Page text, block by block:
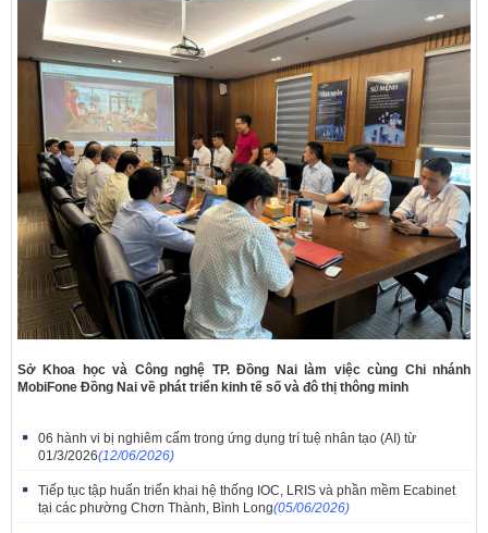
Sở Khoa học và Công nghệ TP. Đồng Nai làm việc cùng Chi nhánh
MobiFone Đồng Nai về phát triển kinh tế số và đô thị thông minh
06 hành vi bị nghiêm cấm trong ứng dụng trí tuệ nhân tạo (AI) từ
01/3/2026(12/06/2026)
Tiếp tục tập huấn triển khai hệ thống IOC, LRIS và phần mềm Ecabinet
tại các phường Chơn Thành, Bình Long(05/06/2026)